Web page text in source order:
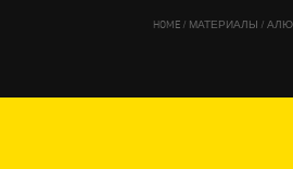
HOME / МАТЕРИАЛЫ /